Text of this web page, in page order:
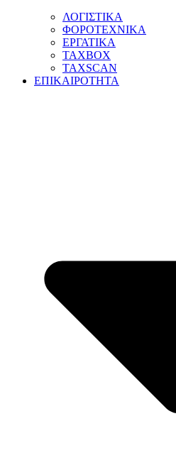
ΛΟΓΙΣΤΙΚΑ
ΦΟΡΟΤΕΧΝΙΚΑ
ΕΡΓΑΤΙΚΑ
TAXBOX
TAXSCAN
ΕΠΙΚΑΙΡΟΤΗΤΑ